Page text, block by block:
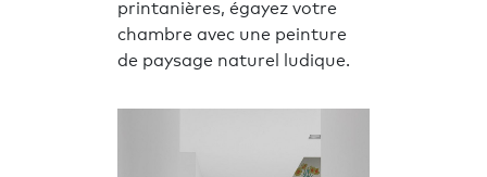
printanières, égayez votre
chambre avec une peinture
de paysage naturel ludique.